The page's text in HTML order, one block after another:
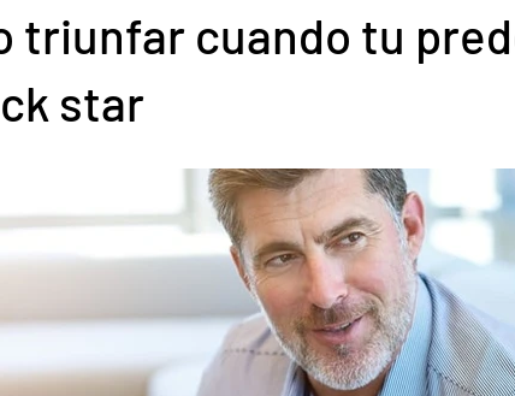
triunfar cuando tu
star